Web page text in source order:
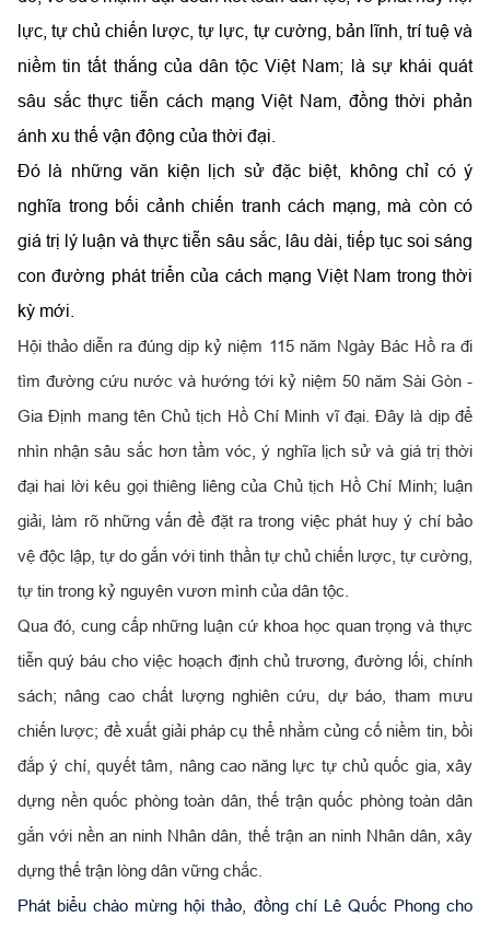
lực, tự chủ chiến lược, tự lực, tự cường, bản lĩnh, trí tuệ và
niềm tin tất thắng của dân tộc Việt Nam; là sự khái quát
sâu sắc thực tiễn cách mạng Việt Nam, đồng thời phản
ánh xu thế vận động của thời đại.
Đó là những văn kiện lịch sử đặc biệt, không chỉ có ý
nghĩa trong bối cảnh chiến tranh cách mạng, mà còn có
giá trị lý luận và thực tiễn sâu sắc, lâu dài, tiếp tục soi sáng
con đường phát triển của cách mạng Việt Nam trong thời
kỳ mới.
Hội thảo diễn ra đúng dịp kỷ niệm 115 năm Ngày Bác Hồ ra đi
tìm đường cứu nước và hướng tới kỷ niệm 50 năm Sài Gòn -
Gia Định mang tên Chủ tịch Hồ Chí Minh vĩ đại. Đây là dịp để
nhìn nhận sâu sắc hơn tầm vóc, ý nghĩa lịch sử và giá trị thời
đại hai lời kêu gọi thiêng liêng của Chủ tịch Hồ Chí Minh; luận
giải, làm rõ những vấn đề đặt ra trong việc phát huy ý chí bảo
vệ độc lập, tự do gắn với tinh thần tự chủ chiến lược, tự cường,
tự tin trong kỷ nguyên vươn mình của dân tộc.
Qua đó, cung cấp những luận cứ khoa học quan trọng và thực
tiễn quý báu cho việc hoạch định chủ trương, đường lối, chính
sách; nâng cao chất lượng nghiên cứu, dự báo, tham mưu
chiến lược; đề xuất giải pháp cụ thể nhằm củng cố niềm tin, bồi
đắp ý chí, quyết tâm, nâng cao năng lực tự chủ quốc gia, xây
dựng nền quốc phòng toàn dân, thế trận quốc phòng toàn dân
gắn với nền an ninh Nhân dân, thế trận an ninh Nhân dân, xây
dựng thế trận lòng dân vững chắc.
Phát biểu chào mừng hội thảo, đồng chí Lê Quốc Phong cho